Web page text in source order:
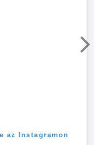
az Instagramon